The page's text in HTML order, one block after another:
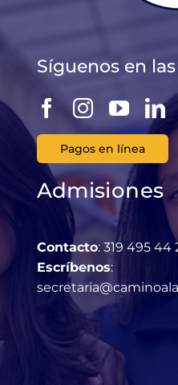
Síguenos en
Pagos en línea
Admisiones
Contacto: 319 495 44
Escríbenos: